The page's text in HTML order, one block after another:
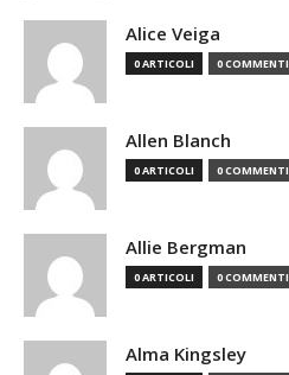
Alice Veiga
0 ARTICOLI 0 COMMENTI
Allen Blanch
0 ARTICOLI 0 COMMENTI
Allie Bergman
0 ARTICOLI 0 COMMENTI
Alma Kingsley